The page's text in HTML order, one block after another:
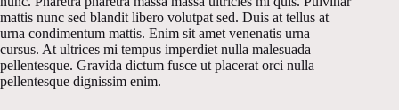
mattis nunc sed blandit libero volutpat sed. Duis at tellus at
urna condimentum mattis. Enim sit amet venenatis urna
cursus. At ultrices mi tempus imperdiet nulla malesuada
pellentesque. Gravida dictum fusce ut placerat orci nulla
pellentesque dignissim enim.